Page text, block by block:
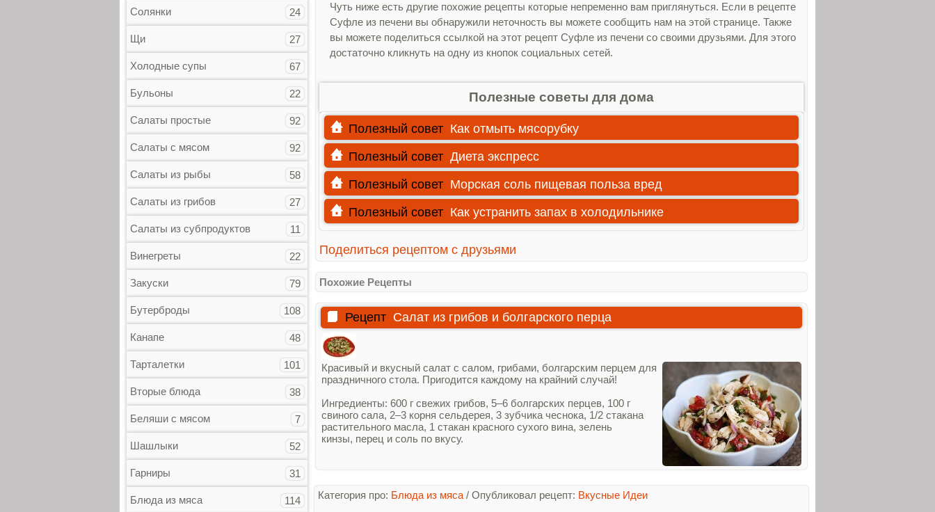
Чуть ниже есть другие похожие рецепты которые непременно вам приглянуться. Если в рецепте
Суфле из печени вы обнаружили неточность вы можете сообщить нам на этой странице. Также
вы можете поделиться ссылкой на этот рецепт Суфле из печени со своими друзьями. Для этого
достаточно кликнуть на одну из кнопок социальных сетей.
Полезные советы для дома
Полезный совет Как отмыть мясорубку
Полезный совет Диета экспресс
Полезный совет Морская соль пищевая польза вред
Полезный совет Как устранить запах в холодильнике
Поделиться рецептом с друзьями
Похожие Рецепты
Рецепт Салат из грибов и болгарского перца
Красивый и вкусный салат с салом, грибами, болгарским перцем для
праздничного стола. Пригодится каждому на крайний случай!
Ингредиенты: 600 г свежих грибов, 5–6 болгарских перцев, 100 г
свиного сала, 2–3 корня сельдерея, 3 зубчика чеснока, 1/2 стакана
растительного масла, 1 стакан красного сухого вина, зелень
кинзы, перец и соль по вкусу.
Категория про: Блюда из мяса / Опубликовал рецепт: Вкусные Идеи
Солянки 24
Щи 27
Холодные супы 67
Бульоны 22
Салаты простые 92
Салаты с мясом 92
Салаты из рыбы 58
Салаты из грибов 27
Салаты из субпродуктов 11
Винегреты 22
Закуски 79
Бутерброды 108
Канапе 48
Тарталетки 101
Вторые блюда 38
Беляши с мясом 7
Шашлыки 52
Гарниры 31
Блюда из мяса 114